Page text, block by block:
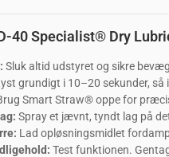
40 Specialist® Dry
Sluk altid udstyret og sikre
grundigt i 10–20 sekunder,
Smart Straw® oppe for
Spray et jævnt, tyndt lag på
Lad opløsningsmidlet
Test funktionen.